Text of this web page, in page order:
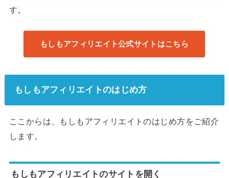
す。
もしもアフィリエイト公式サイトはこちら
もしもアフィリエイトのはじめ方
ここからは、もしもアフィリエイトのはじめ方をご紹介
します。
もしもアフィリエイトのサイトを開く